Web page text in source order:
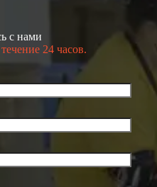
с нами
24 часов.